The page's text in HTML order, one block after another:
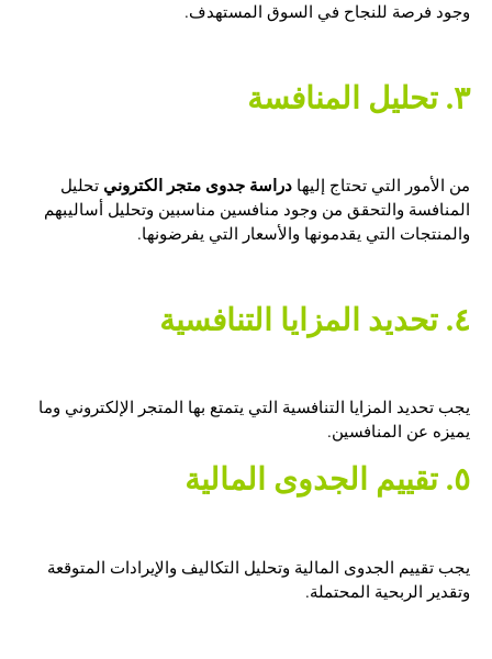
وجود فرصة للنجاح في السوق المستهدف.
من الأمور التي تحتاج إليهادراسة جدوى متجر الكترونيتحليل
المنافسة والتحقق من وجود منافسين مناسبين وتحليل أساليبهم
والمنتجات التي يقدمونها والأسعار التي يفرضونها.
يجب تحديد المزايا التنافسية التي يتمتع بها المتجر الإلكتروني وما
يميزه عن المنافسين.
يجب تقييم الجدوى المالية وتحليل التكاليف والإيرادات المتوقعة
وتقدير الربحية المحتملة.